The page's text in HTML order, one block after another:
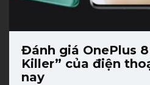
Đánh giá OnePlus
Killer” của điện
nay